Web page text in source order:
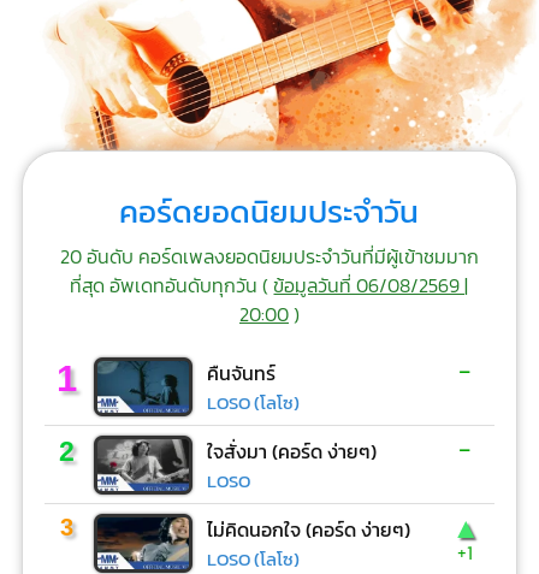
คอร์ดยอดนิยมประจำวัน
20 อันดับ คอร์ดเพลงยอดนิยมประจำวันที่มีผู้เข้าชมมาก
ที่สุด อัพเดทอันดับทุกวัน (ข้อมูลวันที่ 06/08/2569 |
20:00)
1 คืนจันทร์
LOSO (โลโซ)
-
2 ใจสั่งมา (คอร์ด ง่ายๆ)
LOSO
-
3 ไม่คิดนอกใจ (คอร์ด ง่ายๆ)
LOSO (โลโซ)
▲
+1